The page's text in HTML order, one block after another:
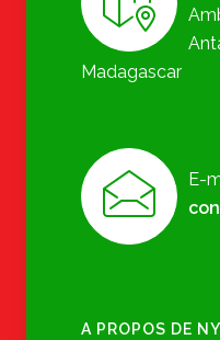
Madagascar
E-
A PROPOS DE